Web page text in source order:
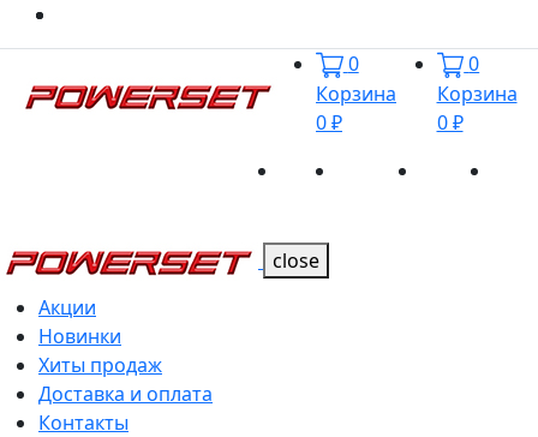
0
Корзина
0 ₽
0
Корзина
0 ₽
Акции Новинки
close
Акции
Новинки
Хиты продаж
Доставка и оплата
Контакты